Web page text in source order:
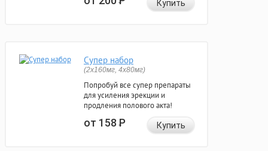
Купить
Супер набор
(2х160мг, 4х80мг)
Попробуй все супер препараты
для усиления эрекции и
продления полового акта!
от 158Р Купить